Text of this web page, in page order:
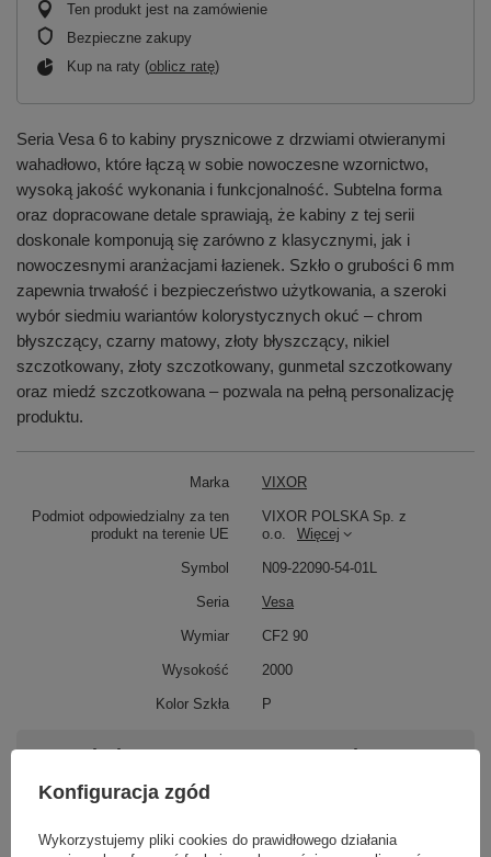
Ten produkt jest na zamówienie
Bezpieczne zakupy
Kup na raty (oblicz ratę)
Seria Vesa 6 to kabiny prysznicowe z drzwiami otwieranymi
wahadłowo, które łączą w sobie nowoczesne wzornictwo,
wysoką jakość wykonania i funkcjonalność. Subtelna forma
oraz dopracowane detale sprawiają, że kabiny z tej serii
doskonale komponują się zarówno z klasycznymi, jak i
nowoczesnymi aranżacjami łazienek. Szkło o grubości 6 mm
zapewnia trwałość i bezpieczeństwo użytkowania, a szeroki
wybór siedmiu wariantów kolorystycznych okuć – chrom
błyszczący, czarny matowy, złoty błyszczący, nikiel
szczotkowany, złoty szczotkowany, gunmetal szczotkowany
oraz miedź szczotkowana – pozwala na pełną personalizację
produktu.
Marka VIXOR
Podmiot odpowiedzialny za ten
produkt na terenie UE
VIXOR POLSKA Sp. z
o.o.
Więcej
Symbol N09-22090-54-01L
Seria Vesa
Wymiar CF2 90
Wysokość 2000
Kolor Szkła P
Potrzebujesz pomocy? Masz pytania?
Zadaj pytanie a my odpowiemy niezwłocznie,
najciekawsze pytania i odpowiedzi publikując
Konfiguracja zgód
Wykorzystujemy pliki cookies do prawidłowego działania